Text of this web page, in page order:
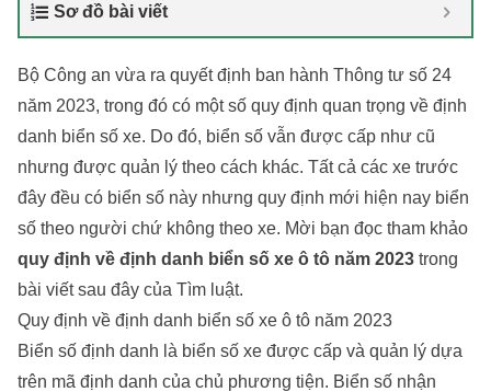
Sơ đồ bài viết
Bộ Công an vừa ra quyết định ban hành Thông tư số 24
năm 2023, trong đó có một số quy định quan trọng về định
danh biển số xe. Do đó, biển số vẫn được cấp như cũ
nhưng được quản lý theo cách khác. Tất cả các xe trước
đây đều có biển số này nhưng quy định mới hiện nay biển
số theo người chứ không theo xe. Mời bạn đọc tham khảo
quy định về định danh biển số xe ô tô năm 2023 trong
bài viết sau đây của Tìm luật.
Quy định về định danh biển số xe ô tô năm 2023
Biển số định danh là biển số xe được cấp và quản lý dựa
trên mã định danh của chủ phương tiện. Biển số nhận